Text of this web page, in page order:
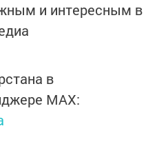
и интересным в
в
MАХ: